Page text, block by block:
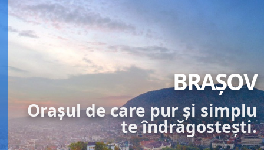
BRAȘOV
Orașul de care pur și simplu
te îndrăgostești.